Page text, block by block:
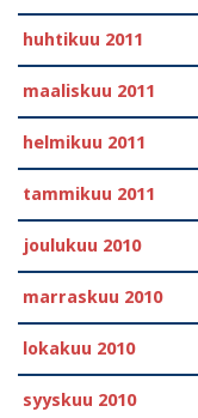
huhtikuu 2011
maaliskuu 2011
helmikuu 2011
tammikuu 2011
joulukuu 2010
marraskuu 2010
lokakuu 2010
syyskuu 2010